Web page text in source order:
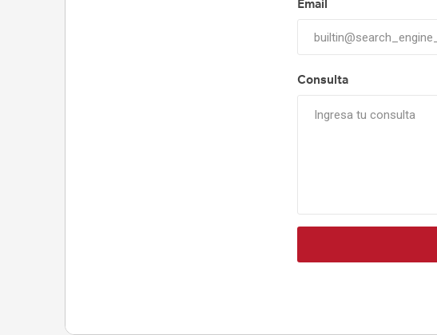
Email
Consulta